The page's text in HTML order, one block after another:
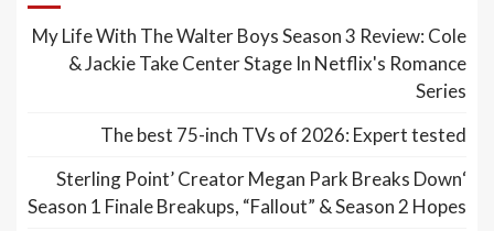
My Life With The Walter Boys Season 3 Review: Cole
& Jackie Take Center Stage In Netflix's Romance
Series
The best 75-inch TVs of 2026: Expert tested
‘Sterling Point’ Creator Megan Park Breaks Down
Season 1 Finale Breakups, “Fallout” & Season 2 Hopes